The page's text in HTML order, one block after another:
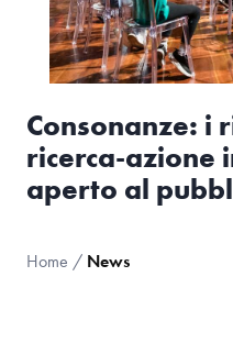
Consonanze: i
ricerca-azione
aperto al
Home / News